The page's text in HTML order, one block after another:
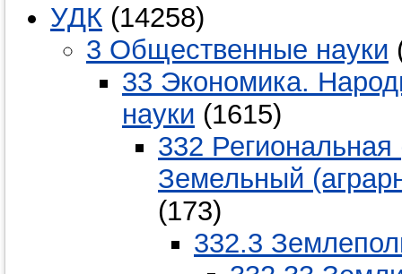
УДК (14258)
3 Общественные науки
33 Экономика.
науки (1615)
332
Земельный
(173)
332.3